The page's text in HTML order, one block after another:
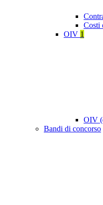
Costi
OIV 1
OIV
Bandi di concorso